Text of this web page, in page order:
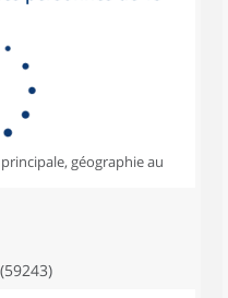
géographie au